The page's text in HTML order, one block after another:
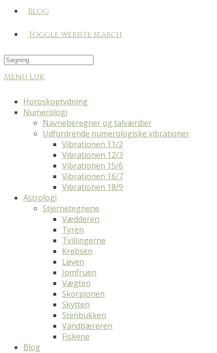
Blog
Toggle website search
Menu Luk
Horoskoptydning
Numerologi
Navneberegner og talværdier
Udfordrende numerologiske vibrationer
Vibrationen 11/2
Vibrationen 12/3
Vibrationen 15/6
Vibrationen 16/7
Vibrationen 18/9
Astrologi
Stjernetegnene
Vædderen
Tyren
Tvillingerne
Krebsen
Løven
Jomfruen
Vægten
Skorpionen
Skytten
Stenbukken
Vandbæreren
Fiskene
Blog